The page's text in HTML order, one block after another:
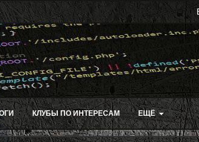
КЛУБЫ ПО ИНТЕРЕСАМ ЕЩЁ